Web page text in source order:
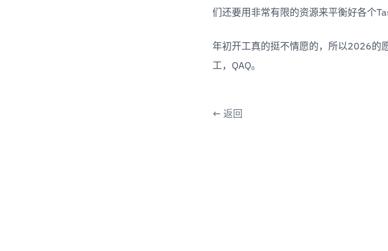
们还要用非常有限的资源来平衡好各个
年初开工真的挺不情愿的，所以2026的
工，QAQ。
← 返回